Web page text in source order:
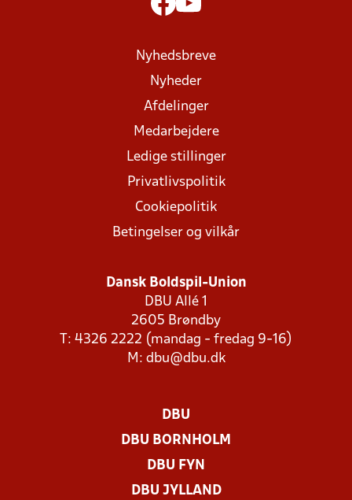
Nyhedsbreve
Nyheder
Afdelinger
Medarbejdere
Ledige stillinger
Privatlivspolitik
Cookiepolitik
Betingelser og vilkår
Dansk Boldspil-Union
DBU Allé 1
2605 Brøndby
T: 4326 2222 (mandag - fredag 9-16)
M: dbu@dbu.dk
DBU
DBU BORNHOLM
DBU FYN
DBU JYLLAND